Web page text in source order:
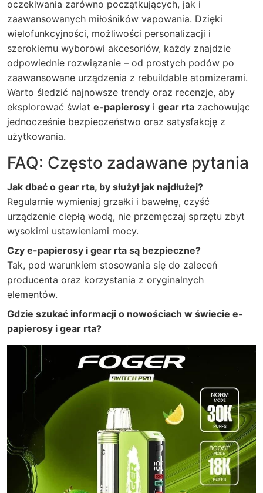
oczekiwania zarówno początkujących, jak i
zaawansowanych miłośników vapowania. Dzięki
wielofunkcyjności, możliwości personalizacji i
szerokiemu wyborowi akcesoriów, każdy znajdzie
odpowiednie rozwiązanie – od prostych podów po
zaawansowane urządzenia z rebuildable atomizerami.
Warto śledzić najnowsze trendy oraz recenzje, aby
eksplorować świat e-papierosy i gear rta zachowując
jednocześnie bezpieczeństwo oraz satysfakcję z
użytkowania.
FAQ: Często zadawane pytania
Jak dbać o gear rta, by służył jak najdłużej?
Regularnie wymieniaj grzałki i bawełnę, czyść
urządzenie ciepłą wodą, nie przemęczaj sprzętu zbyt
wysokimi ustawieniami mocy.
Czy e-papierosy i gear rta są bezpieczne?
Tak, pod warunkiem stosowania się do zaleceń
producenta oraz korzystania z oryginalnych
elementów.
Gdzie szukać informacji o nowościach w świecie e-
papierosy i gear rta?